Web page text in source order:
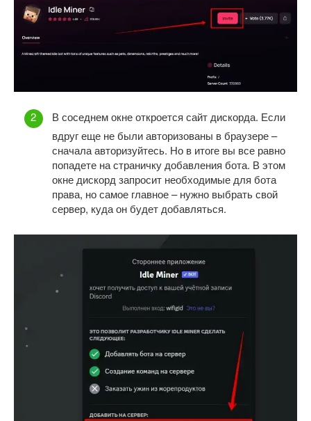
В соседнем окне откроется сайт дискорда. Если
вдруг еще не были авторизованы в браузере –
сначала авторизуйтесь. Но в итоге вы все равно
попадете на страничку добавления бота. В этом
окне дискорд запросит необходимые для бота
права, но самое главное – нужно выбрать свой
сервер, куда он будет добавляться.